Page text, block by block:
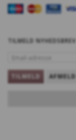
TILMELD NYHEDSBREV
TILMELD AFMELD